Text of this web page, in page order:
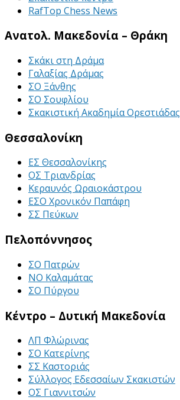
RafTop Chess News
Ανατολ. Μακεδονία – Θράκη
Σκάκι στη Δράμα
Γαλαξίας Δράμας
ΣΟ Ξάνθης
ΣΟ Σουφλίου
Σκακιστική Ακαδημία Ορεστιάδας
Θεσσαλονίκη
ΕΣ Θεσσαλονίκης
ΟΣ Τριανδρίας
Κεραυνός Ωραιοκάστρου
ΕΣΟ Χρονικόν Παπάφη
ΣΣ Πεύκων
Πελοπόννησος
ΣΟ Πατρών
ΝΟ Καλαμάτας
ΣΟ Πύργου
Κέντρο – Δυτική Μακεδονία
ΛΠ Φλώρινας
ΣΟ Κατερίνης
ΣΣ Καστοριάς
Σύλλογος Εδεσσαίων Σκακιστών
ΟΣ Γιαννιτσών